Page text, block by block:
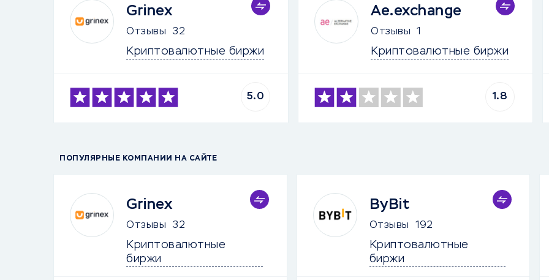
Grinex
Отзывы 32
Криптовалютные биржи
5.0
Ae.exchange
Отзывы 1
Криптовалютные биржи
1.8
ПОПУЛЯРНЫЕ КОМПАНИИ НА САЙТЕ
Grinex
Отзывы 32
Криптовалютные
биржи
ByBit
Отзывы 192
Криптовалютные
биржи